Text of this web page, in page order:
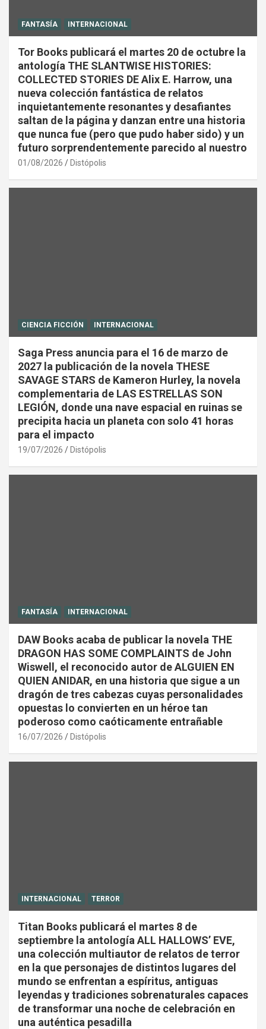
FANTASÍA INTERNACIONAL
Tor Books publicará el martes 20 de octubre la
antología THE SLANTWISE HISTORIES:
COLLECTED STORIES DE Alix E. Harrow, una
nueva colección fantástica de relatos
inquietantemente resonantes y desafiantes
saltan de la página y danzan entre una historia
que nunca fue (pero que pudo haber sido) y un
futuro sorprendentemente parecido al nuestro
01/08/2026 Distópolis
CIENCIA FICCIÓN INTERNACIONAL
Saga Press anuncia para el 16 de marzo de
2027 la publicación de la novela THESE
SAVAGE STARS de Kameron Hurley, la novela
complementaria de LAS ESTRELLAS SON
LEGIÓN, donde una nave espacial en ruinas se
precipita hacia un planeta con solo 41 horas
para el impacto
19/07/2026 Distópolis
FANTASÍA INTERNACIONAL
DAW Books acaba de publicar la novela THE
DRAGON HAS SOME COMPLAINTS de John
Wiswell, el reconocido autor de ALGUIEN EN
QUIEN ANIDAR, en una historia que sigue a un
dragón de tres cabezas cuyas personalidades
opuestas lo convierten en un héroe tan
poderoso como caóticamente entrañable
16/07/2026 Distópolis
INTERNACIONAL TERROR
Titan Books publicará el martes 8 de
septiembre la antología ALL HALLOWS’ EVE,
una colección multiautor de relatos de terror
en la que personajes de distintos lugares del
mundo se enfrentan a espíritus, antiguas
leyendas y tradiciones sobrenaturales capaces
de transformar una noche de celebración en
una auténtica pesadilla